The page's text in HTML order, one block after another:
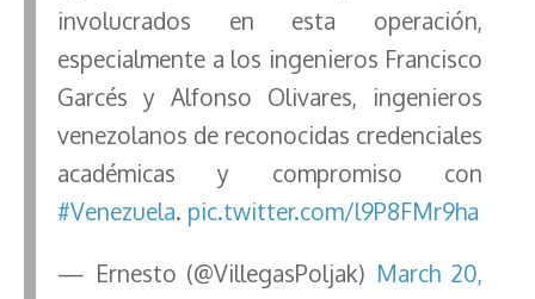
involucrados en esta operación,
especialmente a los ingenieros Francisco
Garcés y Alfonso Olivares, ingenieros
venezolanos de reconocidas credenciales
académicas y compromiso con
#Venezuela. pic.twitter.com/l9P8FMr9ha
— Ernesto (@VillegasPoljak) March 20,